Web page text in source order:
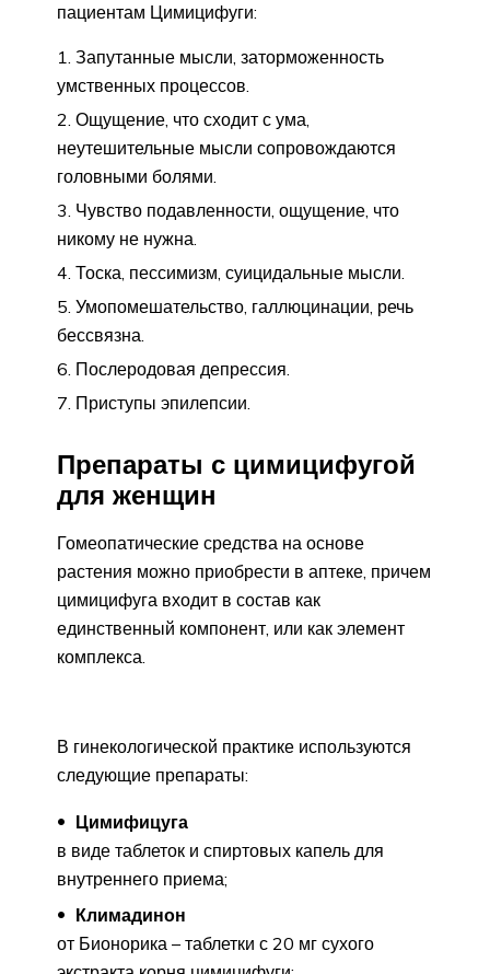
пациентам Цимицифуги:
Запутанные мысли, заторможенность
умственных процессов.
Ощущение, что сходит с ума,
неутешительные мысли сопровождаются
головными болями.
Чувство подавленности, ощущение, что
никому не нужна.
Тоска, пессимизм, суицидальные мысли.
Умопомешательство, галлюцинации, речь
бессвязна.
Послеродовая депрессия.
Приступы эпилепсии.
Препараты с цимицифугой
для женщин
Гомеопатические средства на основе
растения можно приобрести в аптеке, причем
цимицифуга входит в состав как
единственный компонент, или как элемент
комплекса.
В гинекологической практике используются
следующие препараты:
Цимифицуга
в виде таблеток и спиртовых капель для
внутреннего приема;
Климадинон
от Бионорика – таблетки с 20 мг сухого